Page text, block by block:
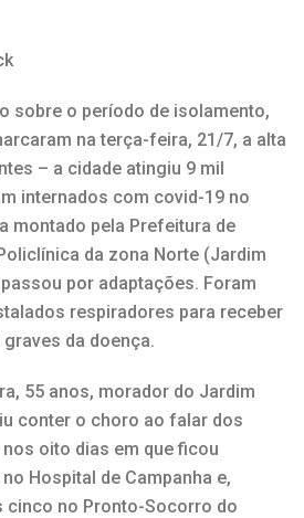
sobre o período de isolamento,
na terça-feira, 21/7, a alta
– a cidade atingiu 9 mil
internados com covid-19 no
montado pela Prefeitura de
da zona Norte (Jardim
por adaptações. Foram
respiradores para receber
da doença.
55 anos, morador do Jardim
conter o choro ao falar dos
oito dias em que ficou
Hospital de Campanha e,
cinco no Pronto-Socorro do